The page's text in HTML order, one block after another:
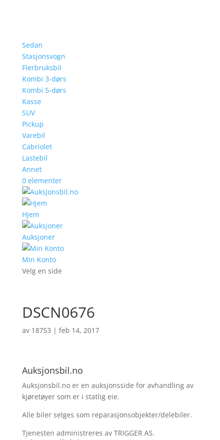
Sedan
Stasjonsvogn
Flerbruksbil
Kombi 3-dørs
Kombi 5-dørs
Kasse
SUV
Pickup
Varebil
Cabriolet
Lastebil
Annet
0 elementer
Hjem
Auksjoner
Min Konto
Velg en side
DSCN0676
av 18753 | feb 14, 2017
Auksjonsbil.no
Auksjonsbil.no er en auksjonsside for avhandling av
kjøretøyer som er i statlig eie.
Alle biler selges som reparasjonsobjekter/delebiler.
Tjenesten administreres av TRIGGER AS.